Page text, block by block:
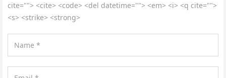
cite=""> <cite> <code> <del datetime=""> <em> <i> <q cite="">
<s> <strike> <strong>